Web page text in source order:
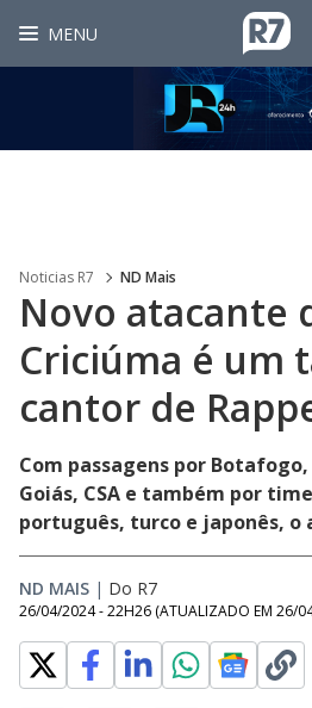
MENU
Noticias R7 ND Mais
Novo atacante
Criciúma é um
cantor de
Com passagens por
Goiás, CSA e também por
português, turco e japonês, o
ND MAIS | Do R7
26/04/2024 - 22H26 (ATUALIZADO EM 26/